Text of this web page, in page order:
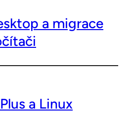
a migrace
a Linux